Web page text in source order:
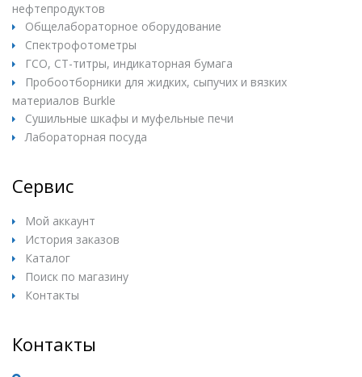
нефтепродуктов
Общелабораторное оборудование
Спектрофотометры
ГСО, СТ-титры, индикаторная бумага
Пробоотборники для жидких, сыпучих и вязких
материалов Burkle
Сушильные шкафы и муфельные печи
Лабораторная посуда
Сервис
Мой аккаунт
История заказов
Каталог
Поиск по магазину
Контакты
Контакты